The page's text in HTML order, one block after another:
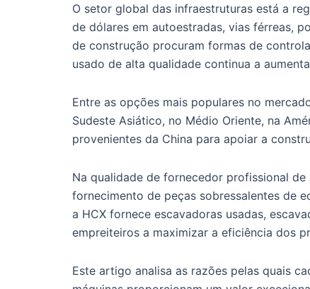
O setor global das infraestruturas está a
de dólares em autoestradas, vias férreas,
de construção procuram formas de
usado de alta qualidade continua a
Entre as opções mais populares no
Sudeste Asiático, no Médio Oriente, na
provenientes da China para apoiar a
Na qualidade de fornecedor profissional
fornecimento de peças sobressalentes de
a HCX fornece escavadoras usadas,
empreiteiros a maximizar a eficiência dos
Este artigo analisa as razões pelas quais